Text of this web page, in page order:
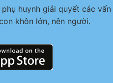
huynh giải quyết các
khôn lớn, nên người.